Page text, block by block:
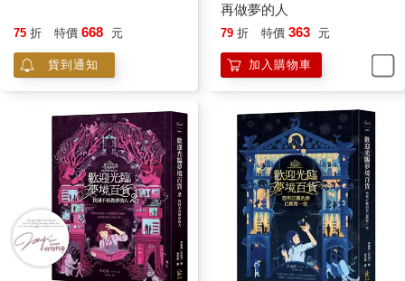
75 折 特價 668 元
貨到通知
再做夢的人
79 折 特價 363 元
加入購物車